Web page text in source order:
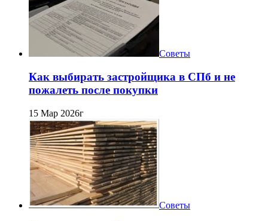
Советы
Как выбирать застройщика в СПб и не
пожалеть после покупки
15 Мар 2026г
Советы